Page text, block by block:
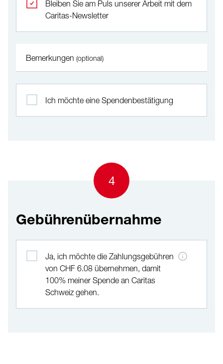
Bleiben Sie am Puls unserer Arbeit mit dem
Caritas-Newsletter
Bemerkungen (optional)
Ich möchte eine Spendenbestätigung
4
Gebührenübernahme
Ja, ich möchte die Zahlungsgebühren
von CHF 6.08 übernehmen, damit
100% meiner Spende an Caritas
Schweiz gehen.